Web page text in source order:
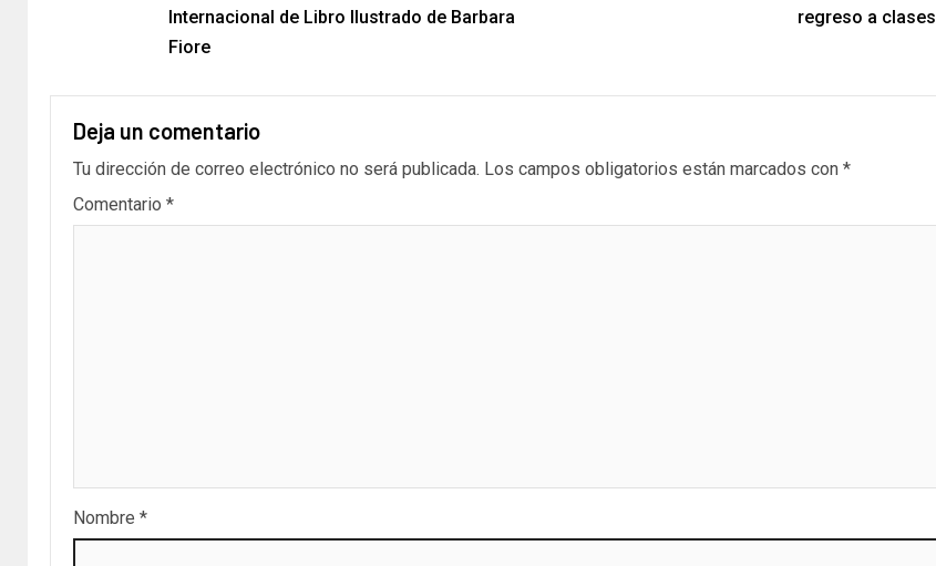
Internacional de Libro Ilustrado de Barbara
Fiore
regreso a clases
Deja un comentario
Tu dirección de correo electrónico no será publicada. Los campos obligatorios están marcados con *
Comentario *
Nombre *